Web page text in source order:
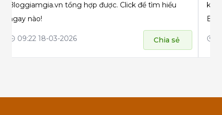
Bloggiamgia.vn tổng hợp được. Click để tìm hiểu
ngay nào!
09:22 18-03-2026 Chia sẻ